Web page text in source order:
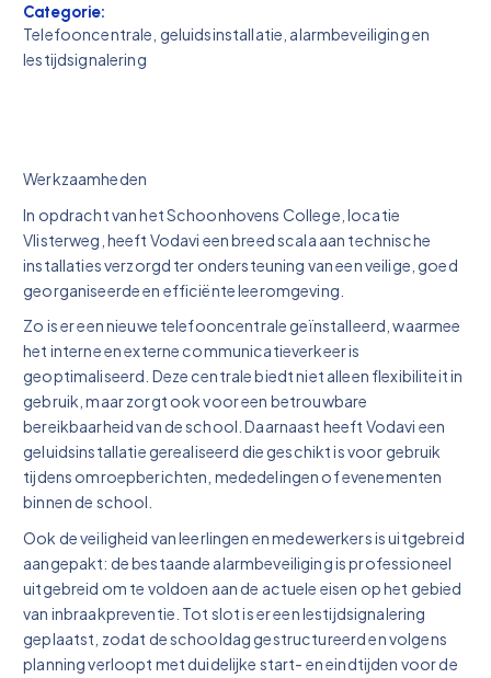
Categorie:
Telefooncentrale, geluidsinstallatie, alarmbeveiliging en
lestijdsignalering
Werkzaamheden
In opdracht van het Schoonhovens College, locatie
Vlisterweg, heeft Vodavi een breed scala aan technische
installaties verzorgd ter ondersteuning van een veilige, goed
georganiseerde en efficiënte leeromgeving.
Zo is er een nieuwe telefooncentrale geïnstalleerd, waarmee
het interne en externe communicatieverkeer is
geoptimaliseerd. Deze centrale biedt niet alleen flexibiliteit in
gebruik, maar zorgt ook voor een betrouwbare
bereikbaarheid van de school. Daarnaast heeft Vodavi een
geluidsinstallatie gerealiseerd die geschikt is voor gebruik
tijdens omroepberichten, mededelingen of evenementen
binnen de school.
Ook de veiligheid van leerlingen en medewerkers is uitgebreid
aangepakt: de bestaande alarmbeveiliging is professioneel
uitgebreid om te voldoen aan de actuele eisen op het gebied
van inbraakpreventie. Tot slot is er een lestijdsignalering
geplaatst, zodat de schooldag gestructureerd en volgens
planning verloopt met duidelijke start- en eindtijden voor de